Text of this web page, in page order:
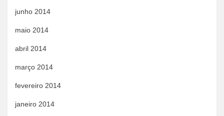
junho 2014
maio 2014
abril 2014
março 2014
fevereiro 2014
janeiro 2014